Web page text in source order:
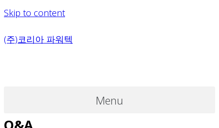
Skip to content
(주)코리아 파워텍
Menu